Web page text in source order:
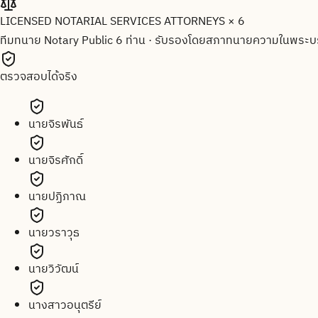
LICENSED NOTARIAL SERVICES ATTORNEYS × 6
ทีมทนาย Notary Public 6 ท่าน· รับรองโดยสภาทนายความในพระ
ตรวจสอบได้จริง
นายจิรพันธ์
นายจิรศักดิ์
นายปฏิภาณ
นายวราวุธ
นายวิวัฒน์
นางสาวอนุตรีย์